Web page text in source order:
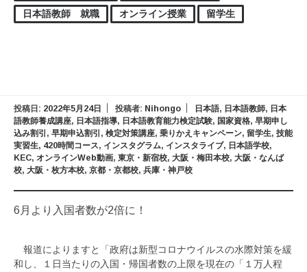
日本語教師 就職
オンライン授業 留学生
投稿日: 2022年5月24日 投稿者: Nihongo 日本語, 日本語教師, 日本
語教師養成講座, 日本語指導, 日本語教育能力検定試験, 国家資格, 早期申し
込み割引 , 早期申込割引 , 検定対策講座, 乗りかえキャンペーン, 留学生, 技能
実習生, 420時間コース, インスタグラム, インスタライブ, 日本語学校,
KEC, オンラインWeb動画, 東京・新宿校, 大阪・梅田本校, 大阪・なんば
校, 大阪・枚方本校, 京都・京都校, 兵庫・神戸校
6月より入国者数が2倍に！
報道によりますと「政府は新型コロナウイルスの水際対策を緩
和し、１日当たりの入国・帰国者数の上限を現在の「１万人程